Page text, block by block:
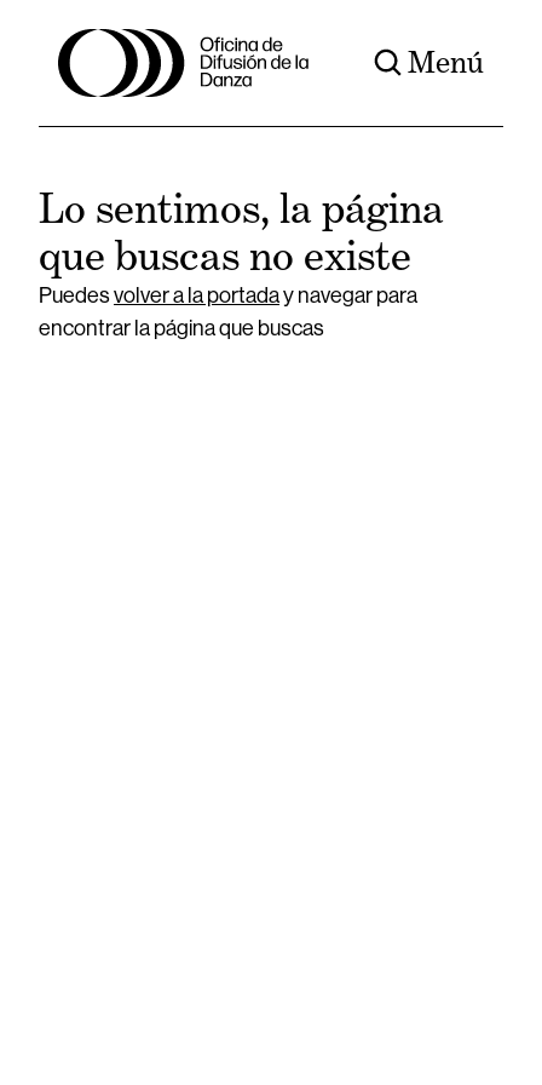
Menú
Lo sentimos, la página
que buscas no existe
Puedesvolver a la portaday navegar para
encontrar la página que buscas